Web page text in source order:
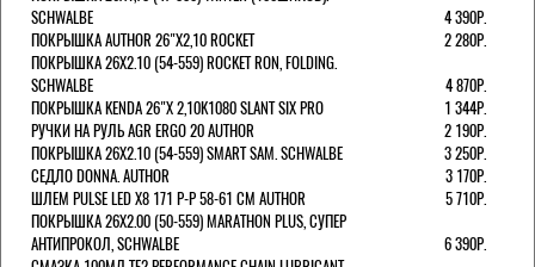
SCHWALBE
4 390Р.
ПОКРЫШКА AUTHOR 26"Х2,10 ROCKET
2 280Р.
ПОКРЫШКА 26X2.10 (54-559) ROCKET RON, FOLDING.
SCHWALBE
4 870Р.
ПОКРЫШКА KENDA 26"Х 2,10K1080 SLANT SIX PRO
1 344Р.
РУЧКИ НА РУЛЬ AGR ERGO 20 AUTHOR
2 190Р.
ПОКРЫШКА 26X2.10 (54-559) SMART SAM. SCHWALBE
3 250Р.
СЕДЛО DONNA. AUTHOR
3 170Р.
ШЛЕМ PULSE LED X8 171 Р-Р 58-61 СМ AUTHOR
5 710Р.
ПОКРЫШКА 26X2.00 (50-559) MARATHON PLUS, СУПЕР
АНТИПРОКОЛ, SCHWALBE
6 390Р.